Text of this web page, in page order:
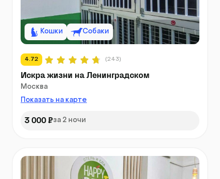
Кошки Собаки
4.72 (243)
Искра жизни на Ленинградском
Москва
Показать на карте
3 000 ₽за 2 ночи